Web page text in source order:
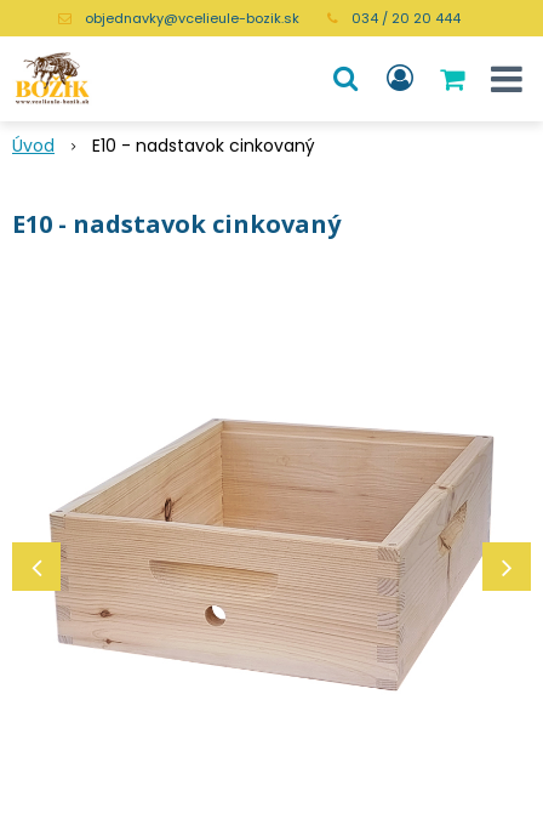
objednavky@vcelieule-bozik.sk 034 / 20 20 444
Úvod E10 - nadstavok cinkovaný
E10 - nadstavok cinkovaný